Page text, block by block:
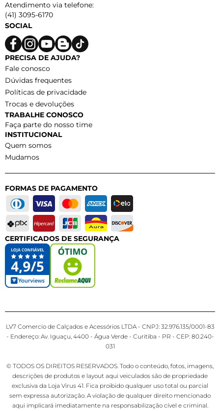
Atendimento via telefone:
(41) 3095-6170
SOCIAL
PRECISA DE AJUDA?
Fale conosco
Dúvidas frequentes
Políticas de privacidade
Trocas e devoluções
TRABALHE CONOSCO
Faça parte do nosso time
INSTITUCIONAL
Quem somos
Mudamos
FORMAS DE PAGAMENTO
CERTIFICADOS DE SEGURANÇA
LV7 Comercio de Calçados e Acessórios LTDA - CNPJ: 32.976.135/0001-83
- Endereço: Av. Iguaçu, 4400 - Água Verde - Curitiba - PR - CEP: 80.240-
031
© TODOS OS DIREITOS RESERVADOS. Todo o conteúdo, fotos, imagens,
descrições de produtos e layout aqui veiculados são de propriedade
exclusiva da Loja Virus 41. Fica proibido qualquer uso total ou parcial
sem expressa autorização. A violação de qualquer direito mencionado
aqui implicará imediatamente na responsabilização cível e criminal.